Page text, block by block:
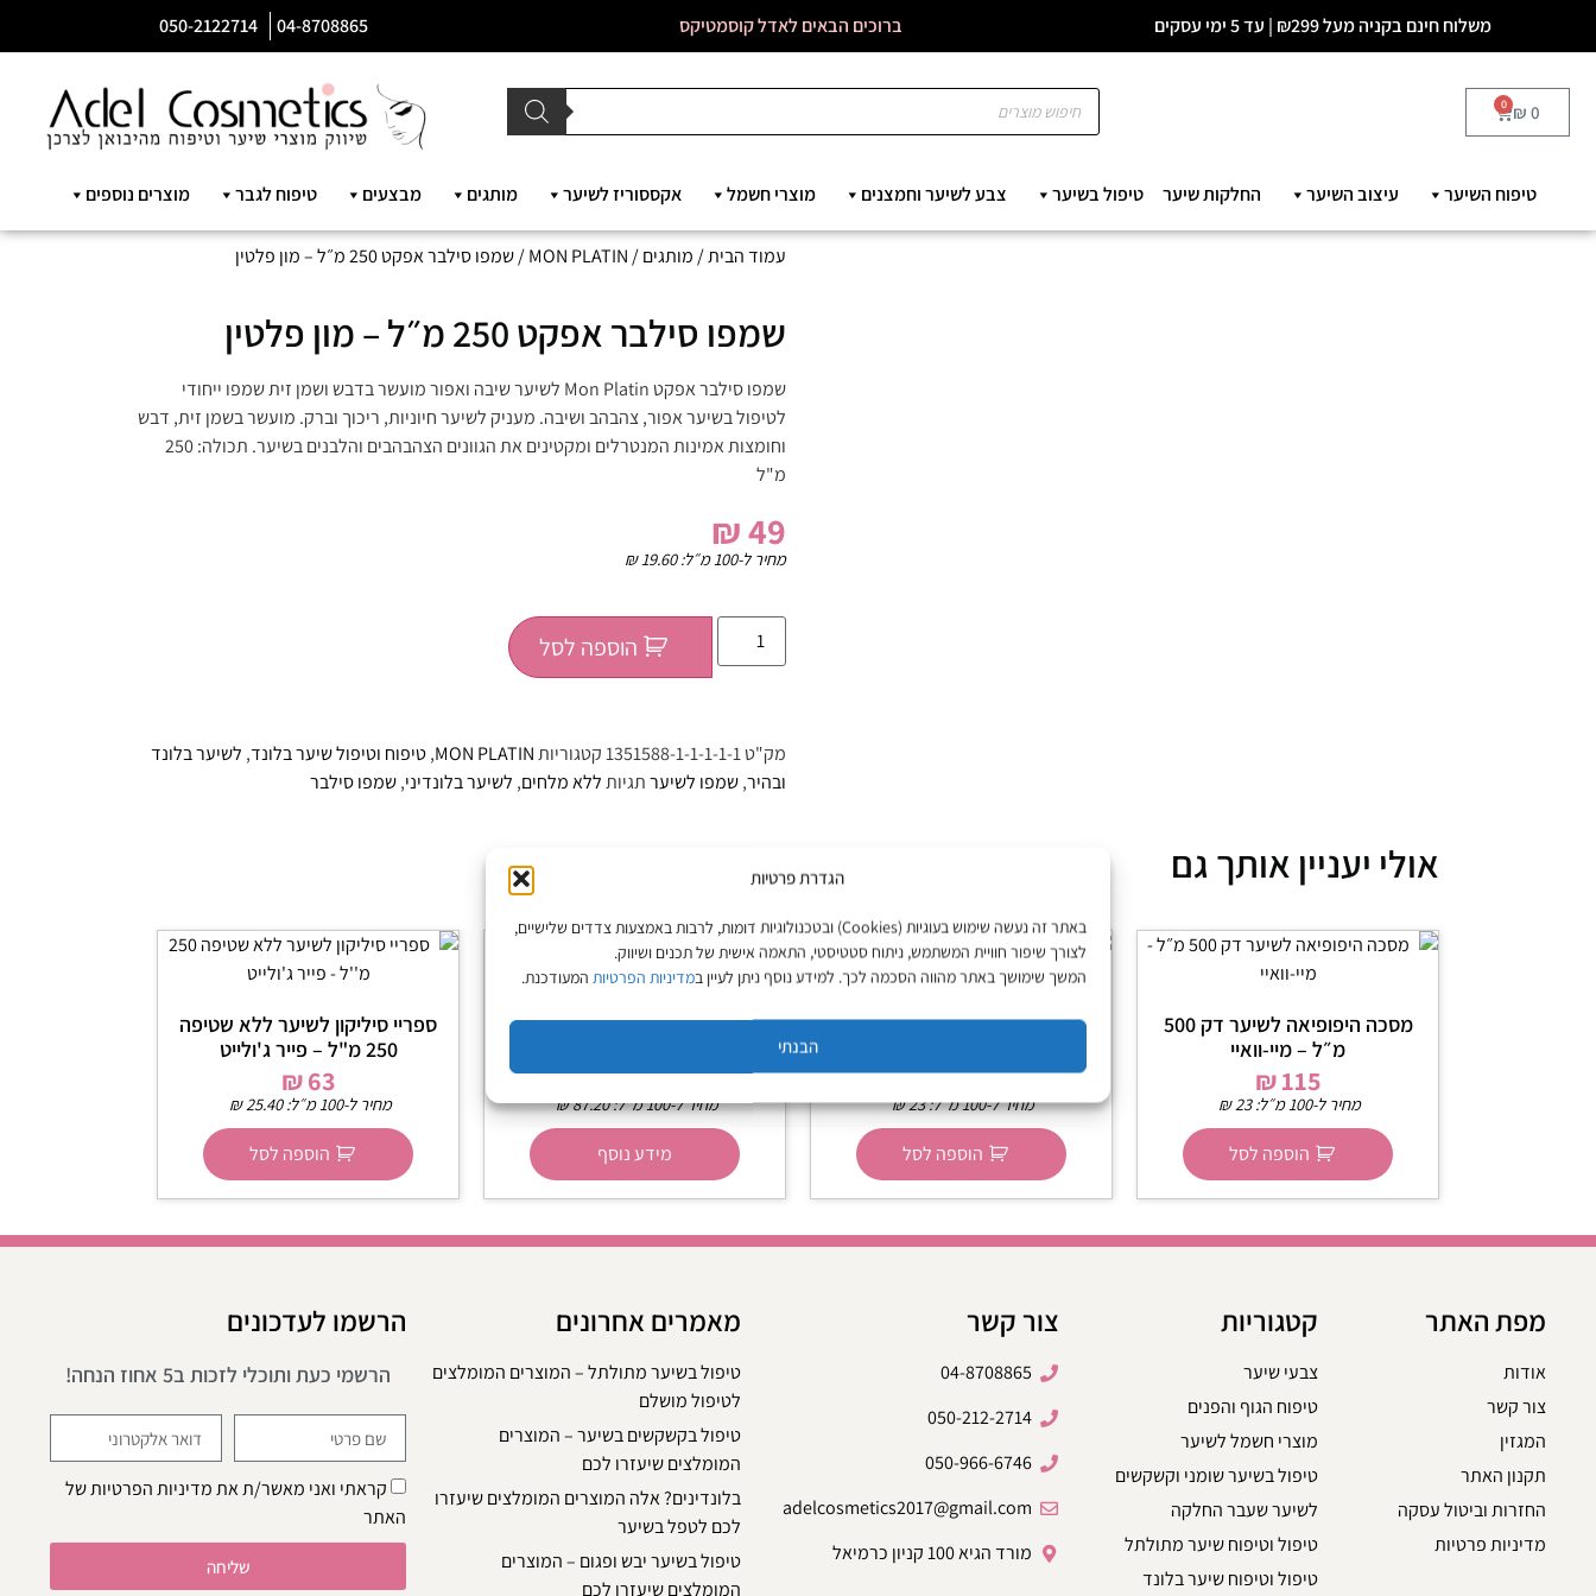
הגדרת פרטיות
באתר זה נעשה שימוש בעוגיות (Cookies) ובטכנולוגיות דומות, לרבות באמצעות צדדים שלישיים,
לצורך שיפור חוויית המשתמש, ניתוח סטטיסטי, התאמה אישית של תכנים ושיווק.
המשך שימושך באתר מהווה הסכמה לכך. למידע נוסף ניתן לעיין במדיניות הפרטיות המעודכנת.
הבנתי
משלוח חינם בקניה מעל ₪299 | עד 5 ימי עסקים ברוכים הבאים לאדל קוסמטיקס 04-8708865
050-2122714
₪ 0
0
טיפוח השיער עיצוב השיער החלקות שיער טיפול בשיער צבע לשיער וחמצנים מוצרי חשמל אקססוריז לשיער מותגים מבצעים טיפוח לגבר מוצרים נוספים
עמוד הבית/מותגים/
MON PLATIN/ שמפו סילבר אפקט 250 מ״ל – מון פלטין
שמפו סילבר אפקט 250 מ״ל – מון פלטין
שמפו סילבר אפקט Mon Platin לשיער שיבה ואפור מועשר בדבש ושמן זית שמפו ייחודי
לטיפול בשיער אפור, צהבהב ושיבה. מעניק לשיער חיוניות, ריכוך וברק. מועשר בשמן זית, דבש
וחומצות אמינות המנטרלים ומקטינים את הגוונים הצהבהבים והלבנים בשיער. תכולה: 250
מ"ל
₪49
מחיר ל-100 מ״ל: ₪19.60
הוספה לסל
מק"ט1351588-1-1-1-1-1קטגוריותMON PLATIN
,טיפוח וטיפול שיער בלונד, לשיער בלונד
ובהיר,שמפו לשיערתגיותללא מלחים, לשיער בלונדיני,שמפו סילבר
אולי יעניין אותך גם
מסכה היפופיאה לשיער דק 500
מ״ל – מיי-וואיי
₪115
מחיר ל-100 מ״ל: ₪23
הוספה לסל
מסכה קוקוי לשיער בלונד 500
₪115
מחיר ל-100 מ״ל: ₪23
הוספה לסל
MyWay שמן היפופויאה לשיער
₪109
מחיר ל-100 מ״ל: ₪87.20
מידע נוסף
ספריי סיליקון לשיער ללא שטיפה
250 מ"ל – פייר ג'ולייט
₪63
מחיר ל-100 מ״ל: ₪25.40
הוספה לסל
מפת האתר
אודות
צור קשר
המגזין
תקנון האתר
החזרות וביטול עסקה
מדיניות פרטיות
קטגוריות
צבעי שיער
טיפוח הגוף והפנים
מוצרי חשמל לשיער
טיפול בשיער שומני וקשקשים
לשיער שעבר החלקה
טיפול וטיפוח שיער מתולתל
טיפול וטיפוח שיער בלונד
צור קשר
04-8708865
050-212-2714
050-966-6746
adelcosmetics2017@gmail.com
מורד הגיא 100 קניון כרמיאל
מאמרים אחרונים
טיפול בשיער מתולתל – המוצרים המומלצים
לטיפול מושלם
טיפול בקשקשים בשיער – המוצרים
המומלצים שיעזרו לכם
בלונדינים? אלה המוצרים המומלצים שיעזרו
לכם לטפל בשיער
טיפול בשיער יבש ופגום – המוצרים
המומלצים שיעזרו לכם
הרשמו לעדכונים
הרשמי כעת ותוכלי לזכות ב5 אחוז הנחה!
קראתי ואני מאשר/ת אתמדיניות הפרטיותשל
האתר
שליחה